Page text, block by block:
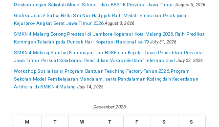
Pendampingan Sekolah Model Siklus I dari BBGTK Provinsi Jawa Timur. August 5, 2026
Grafika Juara! Salsa Bella Siti Nur Hadjijah Raih Medali Emas dan Perak pada
Kejurprov Angkat Berat Jawa Timur 2026 August 3, 2026
SMKN 4 Malang Borong Prestasi di Jambore Koperasi Kota Malang 2026, Raih Predikat
Kontingen Teladan pada Puncak Hari Koperasi Nasional ke-79 July 31, 2026
SMKN 4 Malang Sambut Kunjungan Tim BOKE dan Kepala Dinas Pendidikan Provinsi
Jawa Timur Perkuat Kolaborasi Pendidikan Vokasi Bertaraf Internasional July 22, 2026
Workshop Sosialisasi Program Bantuan Teaching Factory Tahun 2026, Program
Sekolah Model Pembelajaran Mendalam, serta Pendalaman Koding dan Kecerdasan
Artifisial di SMKN 4 Malang July 14, 2026
December 2025
M T W T F S S